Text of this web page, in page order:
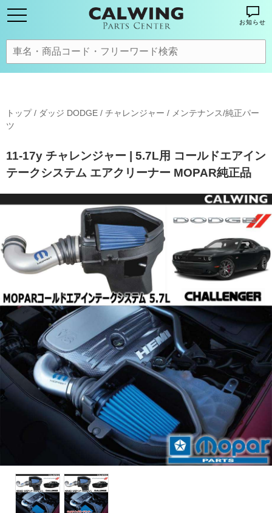
お知らせ
トップ/ ダッジ DODGE / チャレンジャー / メンテナンス/純正パー
ツ
11-17y チャレンジャー | 5.7L用 コールドエアイン
テークシステム エアクリーナー MOPAR純正品